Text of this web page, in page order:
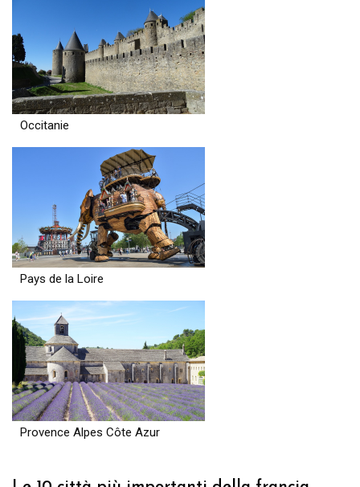
Occitanie
Pays de la Loire
Provence Alpes Côte Azur